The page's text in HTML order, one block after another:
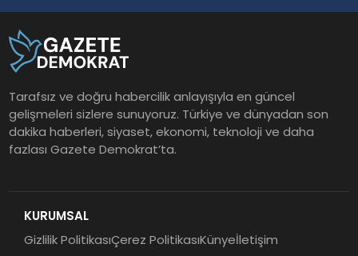
Tarafsız ve doğru habercilik anlayışıyla en güncel
gelişmeleri sizlere sunuyoruz. Türkiye ve dünyadan son
dakika haberleri, siyaset, ekonomi, teknoloji ve daha
fazlası Gazete Demokrat’ta.
KURUMSAL
Gizlilik PolitikasıÇerez PolitikasıKünyeİletişim